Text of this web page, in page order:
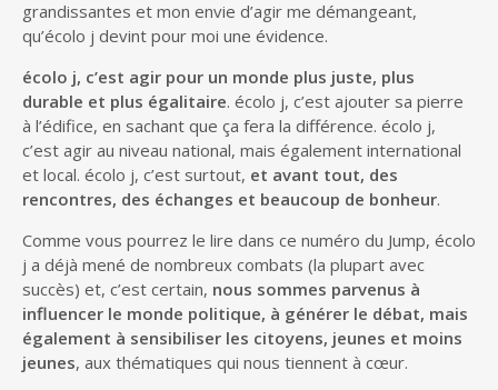
grandissantes et mon envie d’agir me démangeant,
qu’écolo j devint pour moi une évidence.
écolo j, c’est agir pour un monde plus juste, plus
durable et plus égalitaire. écolo j, c’est ajouter sa pierre
à l’édifice, en sachant que ça fera la différence. écolo j,
c’est agir au niveau national, mais également international
et local. écolo j, c’est surtout, et avant tout, des
rencontres, des échanges et beaucoup de bonheur.
Comme vous pourrez le lire dans ce numéro du Jump, écolo
j a déjà mené de nombreux combats (la plupart avec
succès) et, c’est certain, nous sommes parvenus à
influencer le monde politique, à générer le débat, mais
également à sensibiliser les citoyens, jeunes et moins
jeunes, aux thématiques qui nous tiennent à cœur.